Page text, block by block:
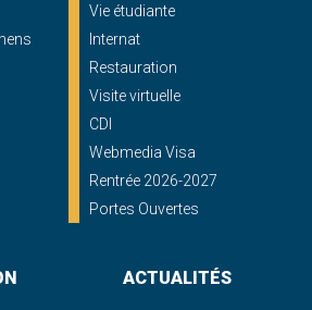
Vie étudiante
Internat
Restauration
Visite virtuelle
CDI
Webmedia Visa
Rentrée 2026-2027
Portes Ouvertes
ACTUALITÉS